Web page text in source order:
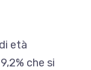
età
che si